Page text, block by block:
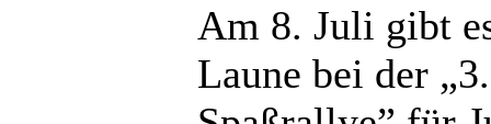
Am 8. Juli gibt
Laune bei der